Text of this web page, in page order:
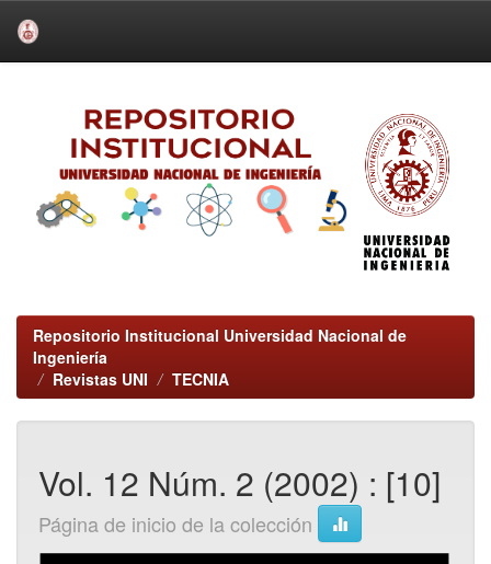
Repositorio Institucional Universidad Nacional de
Ingeniería
Revistas UNI
TECNIA
Vol. 12 Núm. 2 (2002) : [10]
Página de inicio de la colección